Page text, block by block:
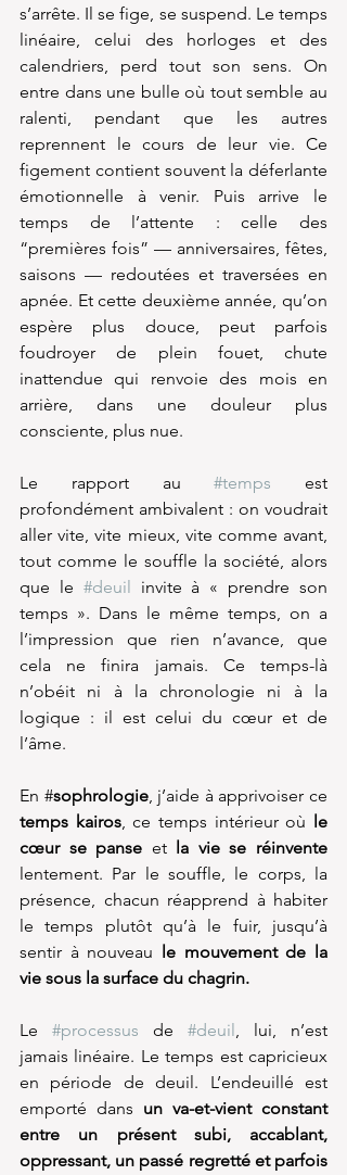
s’arrête. Il se fige, se suspend. Le temps
linéaire, celui des horloges et des
calendriers, perd tout son sens. On
entre dans une bulle où tout semble au
ralenti, pendant que les autres
reprennent le cours de leur vie. Ce
figement contient souvent la déferlante
émotionnelle à venir. Puis arrive le
temps de l’attente : celle des
“premières fois” — anniversaires, fêtes,
saisons — redoutées et traversées en
apnée. Et cette deuxième année, qu’on
espère plus douce, peut parfois
foudroyer de plein fouet, chute
inattendue qui renvoie des mois en
arrière, dans une douleur plus
consciente, plus nue.
Le rapport au #temps est
profondément ambivalent : on voudrait
aller vite, vite mieux, vite comme avant,
tout comme le souffle la société, alors
que le #deuil
invite à « prendre son
temps ». Dans le même temps, on a
l’impression que rien n’avance, que
cela ne finira jamais. Ce temps-là
n’obéit ni à la chronologie ni à la
logique : il est celui du cœur et de
l’âme.
En #sophrologie
temps kairos, ce temps intérieur où
le
cœur se panse et
la vie se réinvente
lentement. Par le souffle, le corps, la
présence, chacun réapprend à habiter
le temps plutôt qu’à le fuir, jusqu’à
sentir à nouveau
le mouvement de la
vie sous la surface du chagrin.
Le #processus de #deuil , lui, n’est
jamais linéaire. Le temps est capricieux
en période de deuil. L’endeuillé est
emporté dans un va-et-vient constant
entre un présent subi, accablant,
oppressant, un passé regretté et parfois